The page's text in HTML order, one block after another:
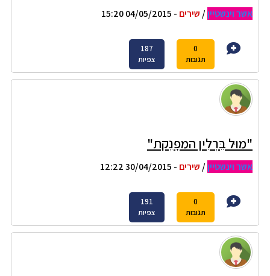
אשר וינשטיין/ שירים - 04/05/2015 15:20
0
תגובות
187
צפיות
"מוּל בֵּרְלִין המפָנֶקת"
אשר וינשטיין/ שירים - 30/04/2015 12:22
0
תגובות
191
צפיות